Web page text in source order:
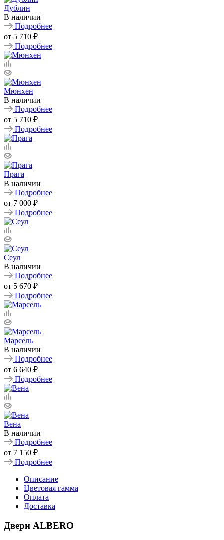
Дублин
В наличии
Подробнее
от 5 710 ₽
Подробнее
Мюнхен
В наличии
Подробнее
от 5 710 ₽
Подробнее
Прага
В наличии
Подробнее
от 7 000 ₽
Подробнее
Сеул
В наличии
Подробнее
от 5 670 ₽
Подробнее
Марсель
В наличии
Подробнее
от 6 640 ₽
Подробнее
Вена
В наличии
Подробнее
от 7 150 ₽
Подробнее
Описание
Цветовая гамма
Оплата
Доставка
Двери ALBERO